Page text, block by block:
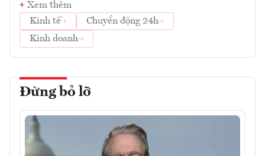
Xem thêm
Kinh tế
Chuyển động 24h
Kinh doanh
Đừng bỏ lỡ